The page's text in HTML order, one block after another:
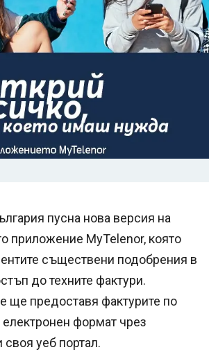
пусна нова версия на
приложение MyTelenor, която
съществени подобрения в
до техните фактури.
ще предоставя фактурите по
формат чрез
уеб портал.